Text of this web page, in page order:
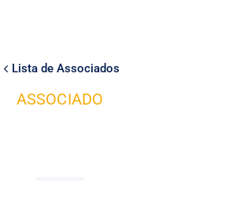
Lista de Associados
ASSOCIADO